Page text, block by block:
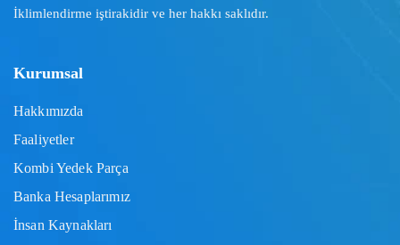
İklimlendirme iştirakidir ve her hakkı saklıdır.
Kurumsal
Hakkımızda
Faaliyetler
Kombi Yedek Parça
Banka Hesaplarımız
İnsan Kaynakları